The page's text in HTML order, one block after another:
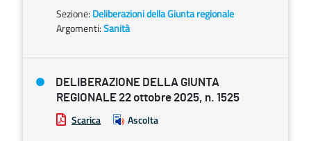
Sezione: Deliberazioni della Giunta regionale
Argomenti:Sanità
DELIBERAZIONE DELLA GIUNTA
REGIONALE 22 ottobre 2025, n. 1525
Scarica Ascolta